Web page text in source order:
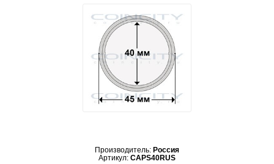
Производитель: Россия
Артикул: CAPS40RUS